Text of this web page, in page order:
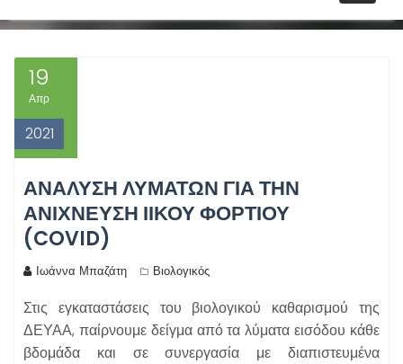
19
Απρ
2021
ΑΝΆΛΥΣΗ ΛΥΜΆΤΩΝ ΓΙΑ ΤΗΝ
ΑΝΊΧΝΕΥΣΗ ΙΙΚΟΎ ΦΟΡΤΊΟΥ
(COVID)
Ιωάννα Μπαζάτη Βιολογικός
Στις εγκαταστάσεις του βιολογικού καθαρισμού της
ΔΕΥΑΑ, παίρνουμε δείγμα από τα λύματα εισόδου κάθε
βδομάδα και σε συνεργασία με διαπιστευμένα